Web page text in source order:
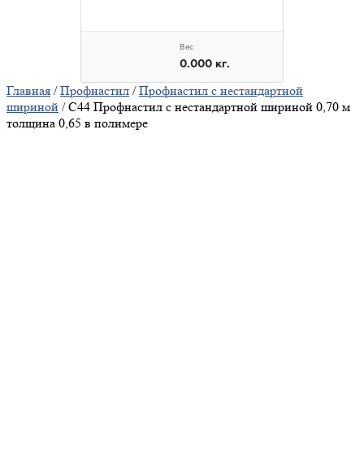
Главная /Профнастил /Профнастил с нестандартной
шириной / С44 Профнастил с нестандартной шириной 0,70 м
толщина 0,65 в полимере